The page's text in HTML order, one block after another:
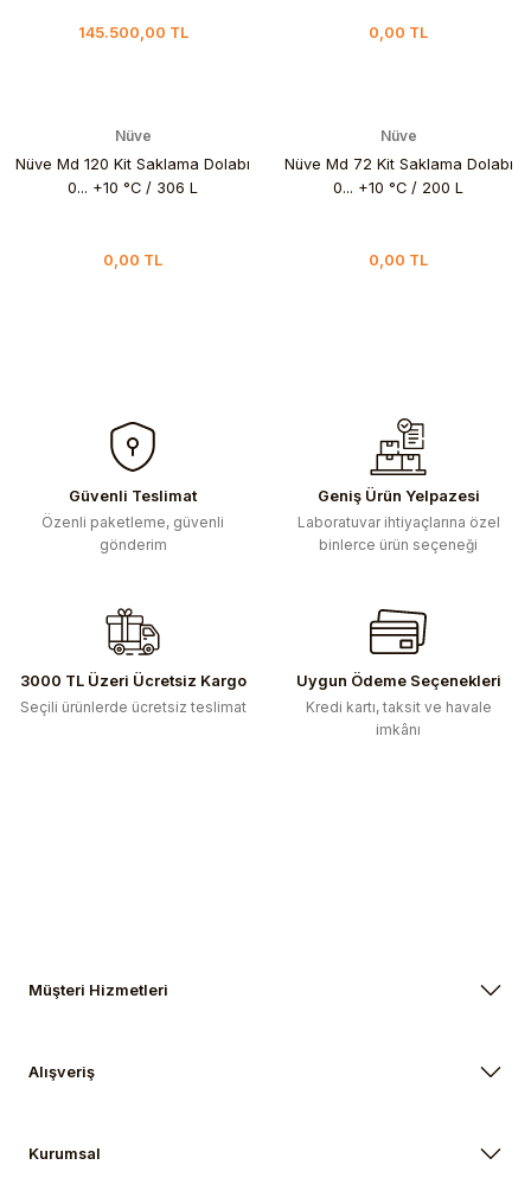
145.500,00 TL 0,00 TL
Nüve
Nüve Md 120 Kit Saklama Dolabı
0... +10 °C / 306 L
0,00 TL
Nüve
Nüve Md 72 Kit Saklama Dolabı
0... +10 °C / 200 L
0,00 TL
Güvenli Teslimat
Özenli paketleme, güvenli
gönderim
Geniş Ürün Yelpazesi
Laboratuvar ihtiyaçlarına özel
binlerce ürün seçeneği
3000 TL Üzeri Ücretsiz Kargo
Seçili ürünlerde ücretsiz teslimat
Uygun Ödeme Seçenekleri
Kredi kartı, taksit ve havale
imkânı
Müşteri Hizmetleri
Alışveriş
Kurumsal